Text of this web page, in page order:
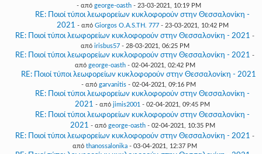
- από george-oasth- 23-03-2021, 10:19 PM
RE: Ποιοί τύποι λεωφορείων κυκλοφορούν στην Θεσσαλονίκη -
2021 - από Giorgos O.A.S.TH. 777- 23-03-2021, 10:42 PM
RE: Ποιοί τύποι λεωφορείων κυκλοφορούν στην Θεσσαλονίκη - 2021 -
από irisbus57- 28-03-2021, 06:25 PM
RE: Ποιοί τύποι λεωφορείων κυκλοφορούν στην Θεσσαλονίκη - 2021 -
από george-oasth- 02-04-2021, 02:42 PM
RE: Ποιοί τύποι λεωφορείων κυκλοφορούν στην Θεσσαλονίκη - 2021
- από garvanitis - 02-04-2021, 09:16 PM
RE: Ποιοί τύποι λεωφορείων κυκλοφορούν στην Θεσσαλονίκη -
2021 - από jimis2001 - 02-04-2021, 09:45 PM
RE: Ποιοί τύποι λεωφορείων κυκλοφορούν στην Θεσσαλονίκη -
2021 - από george-oasth- 02-04-2021, 10:35 PM
RE: Ποιοί τύποι λεωφορείων κυκλοφορούν στην Θεσσαλονίκη - 2021 -
από thanossalonika - 03-04-2021, 12:37 PM